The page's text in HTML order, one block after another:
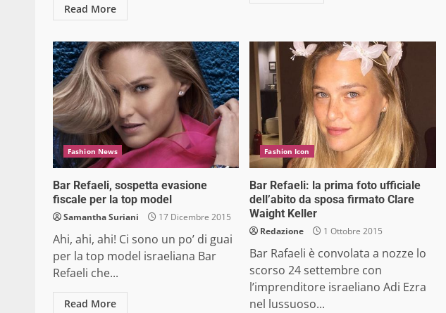
Read More
Fashion News
Bar Refaeli, sospetta evasione
fiscale per la top model
Samantha Suriani 17 Dicembre 2015
Ahi, ahi, ahi! Ci sono un po’ di guai
per la top model israeliana Bar
Refaeli che...
Read More
Fashion Icon
Bar Refaeli: la prima foto ufficiale
dell’abito da sposa firmato Clare
Waight Keller
Redazione 1 Ottobre 2015
Bar Rafaeli è convolata a nozze lo
scorso 24 settembre con
l’imprenditore israeliano Adi Ezra
nel lussuoso...